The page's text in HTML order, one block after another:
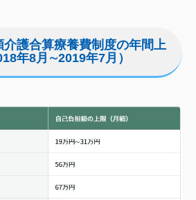
護合算療養費制度の年間上
年8月∼2019年7月）